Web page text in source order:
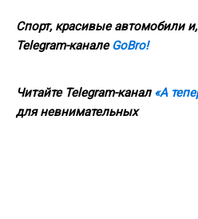
Спорт, красивые автомобили
Telegram-канале GoBro!
Читайте Telegram-канал «А
для невнимательных